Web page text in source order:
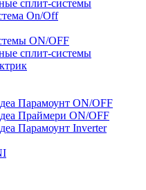
сплит-системы
On/Off
ON/OFF
сплит-системы
Парамоунт ON/OFF
Праймери ON/OFF
Парамоунт Inverter